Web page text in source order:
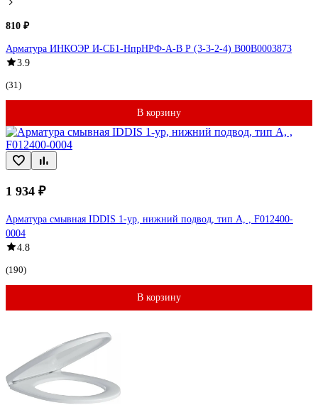
810 ₽
Арматура ИНКОЭР И-СБ1-НпрНРФ-А-В Р (3-3-2-4) В00В0003873
3.9
(31)
В корзину
1 934 ₽
Арматура смывная IDDIS 1-ур, нижний подвод, тип А, , F012400-
0004
4.8
(190)
В корзину